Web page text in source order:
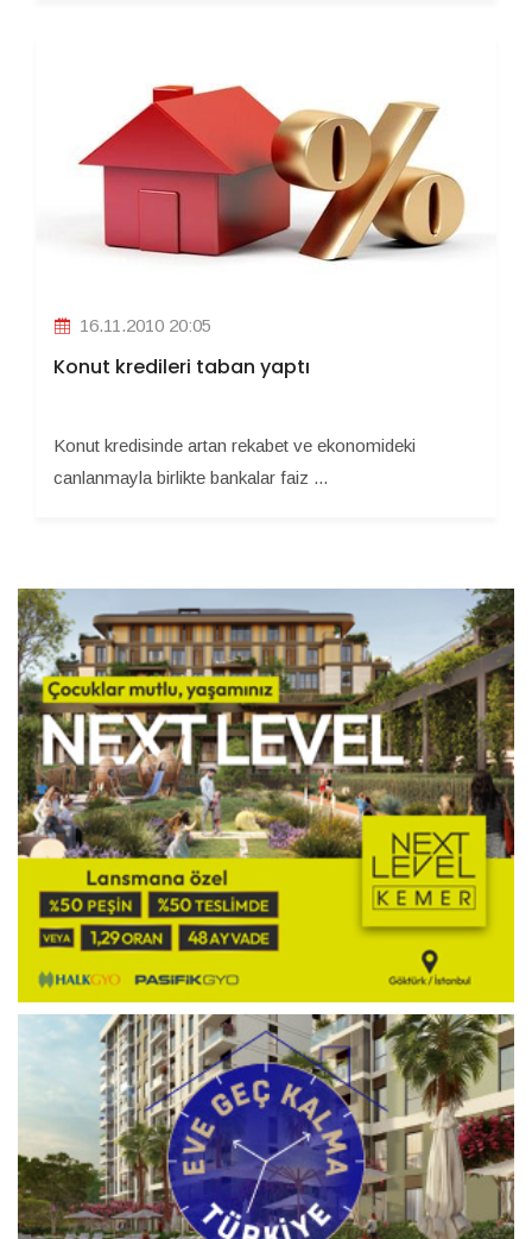
16.11.2010 20:05
Konut kredileri taban yaptı
Konut kredisinde artan rekabet ve ekonomideki
canlanmayla birlikte bankalar faiz ...